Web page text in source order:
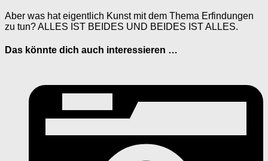
Aber was hat eigentlich Kunst mit dem Thema Erfindungen
zu tun? ALLES IST BEIDES UND BEIDES IST ALLES.
Das könnte dich auch interessieren …